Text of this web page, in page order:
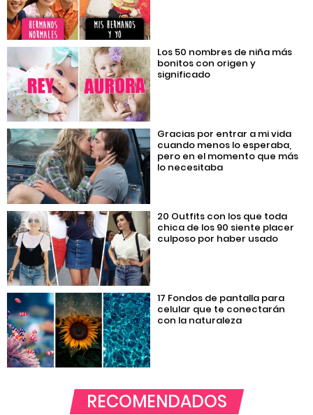
Los 50 nombres de niña más
bonitos con origen y
significado
Gracias por entrar a mi vida
cuando menos lo esperaba,
pero en el momento que más
lo necesitaba
20 Outfits con los que toda
chica de los 90 siente placer
culposo por haber usado
17 Fondos de pantalla para
celular que te conectarán
con la naturaleza
RECOMENDADOS